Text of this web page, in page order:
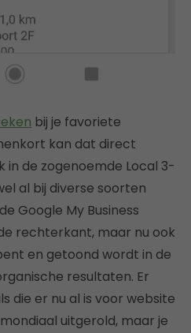
bij je favoriete
kan dat direct
in de zogenoemde Local 3-
al bij diverse soorten
Google My Business
rechterkant, maar nu ook
en getoond wordt in de
resultaten. Er
die er nu al is voor website
uitgerold, maar je